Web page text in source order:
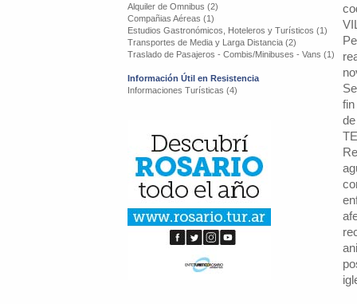
Alquiler de Omnibus (2)
Compañias Aéreas (1)
Estudios Gastronómicos, Hoteleros y Turísticos (1)
Transportes de Media y Larga Distancia (2)
Traslado de Pasajeros - Combis/Minibuses - Vans (1)
Información Útil en Resistencia
Informaciones Turísticas (4)